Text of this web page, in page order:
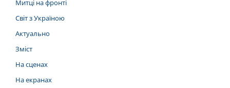
Митці на фронті
Світ з Україною
Актуально
Зміст
На сценах
На екранах